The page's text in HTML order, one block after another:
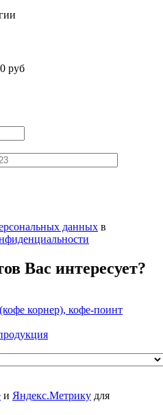
руб
данных в
Вас интересует?
корнер), кофе-поинт
и Яндекс.Метрику для